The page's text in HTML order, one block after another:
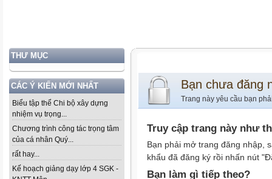
THƯ MỤC
CÁC Ý KIẾN MỚI NHẤT
Biểu tập thể Chi bộ xây dựng
nhiệm vụ trọng...
Chương trình công tác trọng tâm
của cá nhân Quý...
rất hay...
Kế hoạch giảng dạy lớp 4 SGK -
Bạn chưa đăng
Trang này yêu cầu bạn
Truy cập trang này như
Bạn phải mở trang đăng nhập,
khẩu đã đăng ký rồi nhấn nút
Bạn làm gì tiếp theo?